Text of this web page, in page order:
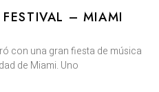
FESTIVAL – MIAMI
con una gran fiesta de música
de Miami. Uno